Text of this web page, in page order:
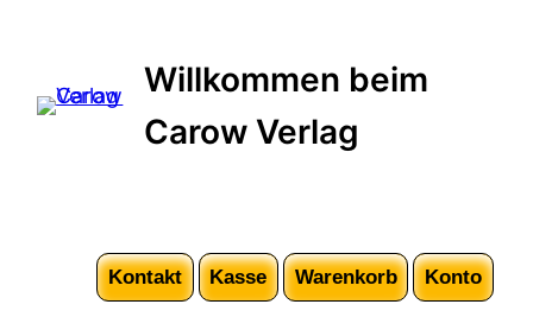
Willkommen beim
Carow Verlag
Kontakt Kasse Warenkorb Konto